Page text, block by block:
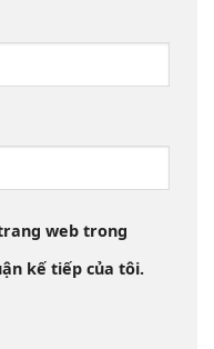
web trong
kế tiếp của tôi.